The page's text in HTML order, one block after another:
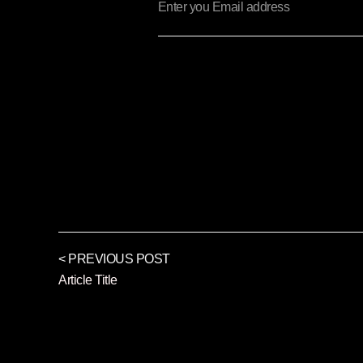
< PREVIOUS POST
Article Title